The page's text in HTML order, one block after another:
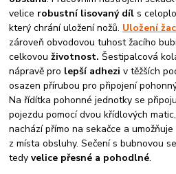
velice robustní lisovaný díl s
který chrání uložení nožů. Uložení
zároveň obvodovou tuhost žacího
celkovouživotnost. Šestipalcová
nápravě pro lepší adhezi v těžších
osazen přírubou pro připojení
Na řídítka pohonné jednotky se
pojezdu pomocí dvou křídlových
nachází přímo na sekačce a
z místa obsluhy. Sečení s bubnovou
tedy velice přesné a pohodlné.